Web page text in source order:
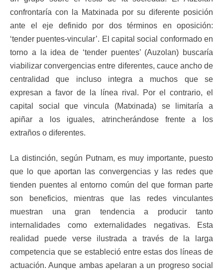
confrontaría con la Matxinada por su diferente posición
ante el eje definido por dos términos en oposición:
‘tender puentes-vincular’. El capital social conformado en
torno a la idea de ‘tender puentes’ (Auzolan) buscaría
viabilizar convergencias entre diferentes, cauce ancho de
centralidad que incluso integra a muchos que se
expresan a favor de la línea rival. Por el contrario, el
capital social que vincula (Matxinada) se limitaría a
apiñar a los iguales, atrincherándose frente a los
extraños o diferentes.
La distinción, según Putnam, es muy importante, puesto
que lo que aportan las convergencias y las redes que
tienden puentes al entorno común del que forman parte
son beneficios, mientras que las redes vinculantes
muestran una gran tendencia a producir tanto
internalidades como externalidades negativas. Esta
realidad puede verse ilustrada a través de la larga
competencia que se estableció entre estas dos líneas de
actuación. Aunque ambas apelaran a un progreso social